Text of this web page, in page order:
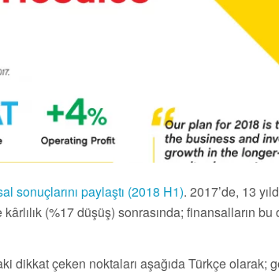
sonuçlarını paylaştı (2018 H1). 2017’de, 13
(%17 düşüş) sonrasında; finansalların
dikkat çeken noktaları aşağıda Türkçe olarak;